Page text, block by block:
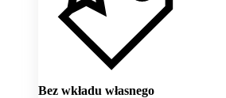
Bez wkładu własnego